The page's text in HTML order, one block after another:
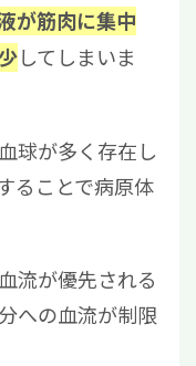
が筋肉に集中
してしまいま
球が多く存在し
ることで病原体
流が優先される
への血流が制限